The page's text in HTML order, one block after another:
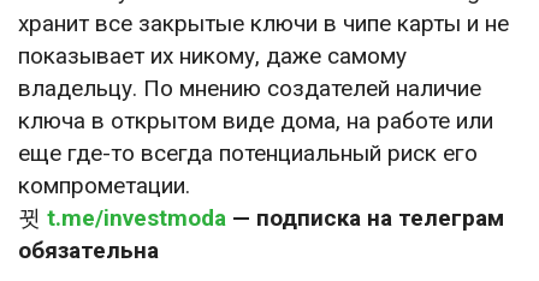
хранит все закрытые ключи в чипе карты и не
показывает их никому, даже самому
владельцу. По мнению создателей наличие
ключа в открытом виде дома, на работе или
еще где-то всегда потенциальный риск его
компрометации.
t.me/investmoda — подписка на телеграм
обязательна